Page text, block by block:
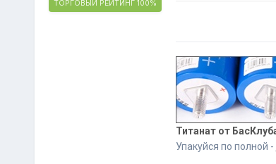
ТОРГОВЫЙ РЕЙТИНГ 100%
Титанат от
Упакуйся по полной -